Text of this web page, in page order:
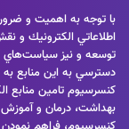
با توجه به اهميت و
اطلاعاتي الكترونيك و
توسعه و نيز سياست‌هاي
دسترسي به اين منابع
كنسرسيوم تامين منابع
بهداشت، درمان و